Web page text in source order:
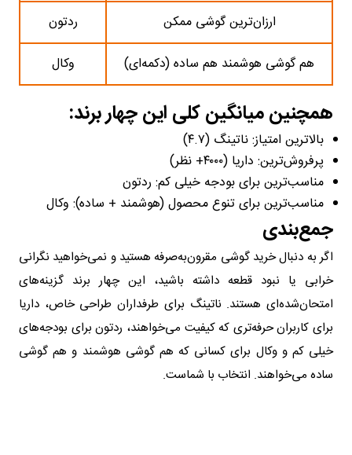
ارزان‌ترین گوشی ممکن
ردتون
هم گوشی هوشمند هم ساده (دکمه‌ای)
وکال
همچنین میانگین کلی این چهار برند:
بالاترین امتیاز: ناتینگ (۴.۷)
پرفروش‌ترین: داریا (۴۰۰۰+ نظر)
مناسب‌ترین برای بودجه خیلی کم: ردتون
مناسب‌ترین برای تنوع محصول (هوشمند + ساده): وکال
جمع‌بندی
اگر به دنبال خرید گوشی مقرون‌به‌صرفه هستید و نمی‌خواهید نگرانی
خرابی یا نبود قطعه داشته باشید، این چهار برند گزینه‌های
امتحان‌شده‌ای هستند. ناتینگ برای طرفداران طراحی خاص، داریا
برای کاربران حرفه‌تری که کیفیت می‌خواهند، ردتون برای بودجه‌های
خیلی کم و وکال برای کسانی که هم گوشی هوشمند و هم گوشی
ساده می‌خواهند. انتخاب با شماست.